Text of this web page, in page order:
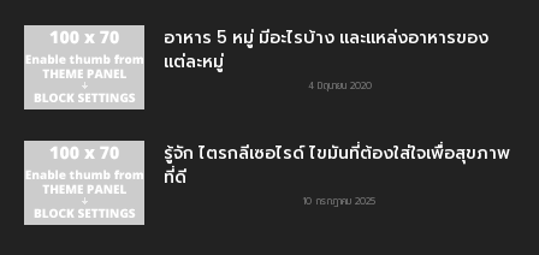
อาหาร 5 หมู่ มีอะไรบ้าง และแหล่งอาหารของ
แต่ละหมู่
4 มิถุนายน 2020
รู้จัก ไตรกลีเซอไรด์ ไขมันที่ต้องใส่ใจเพื่อสุขภาพ
ที่ดี
10 กรกฎาคม 2025